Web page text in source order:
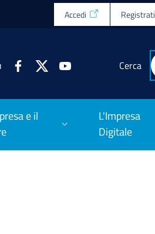
Accedi Registrati
Cerca
e il
L'Impresa
Digitale